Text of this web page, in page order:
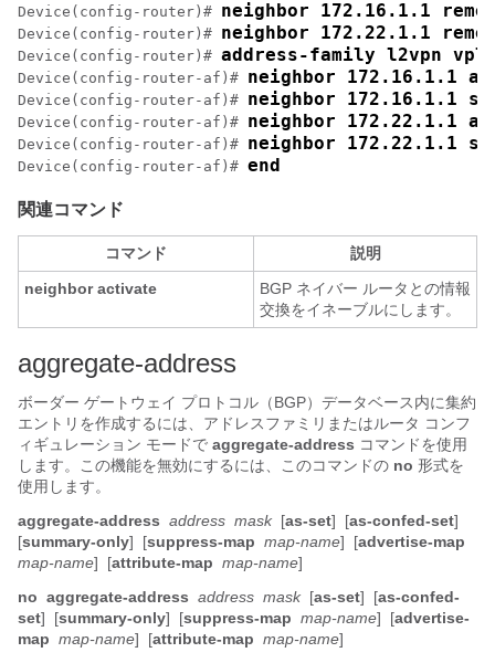
Device(config-router)# neighbor 172.16.1.1
Device(config-router)# neighbor 172.22.1.1
Device(config-router)# address-family l2vpn
Device(config-router-af)# neighbor 172.16.1.1
Device(config-router-af)# neighbor 172.16.1.1
Device(config-router-af)# neighbor 172.22.1.1
Device(config-router-af)# neighbor 172.22.1.1
Device(config-router-af)# end
関連コマンド
コマンド
説明
neighbor activate
BGP ネイバー ルータとの情報
交換をイネーブルにします。
aggregate-address
ボーダー ゲートウェイ プロトコル（BGP）データベース内に集約
エントリを作成するには、アドレスファミリまたはルータ コンフ
ィギュレーション モードで aggregate-address コマンドを使用
します。この機能を無効にするには、このコマンドの no 形式を
使用します。
aggregate-address address mask [as-set] [as-confed-set]
[summary-only] [suppress-map map-name] [advertise-map
map-name] [attribute-map map-name]
no aggregate-address address mask [as-set] [as-confed-
set] [summary-only] [suppress-map map-name] [advertise-
map map-name] [attribute-map map-name]